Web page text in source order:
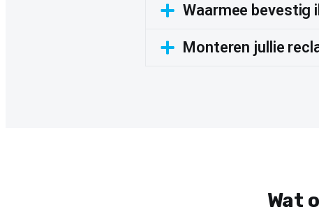
Waarmee bevestig
Monteren jullie
Wat